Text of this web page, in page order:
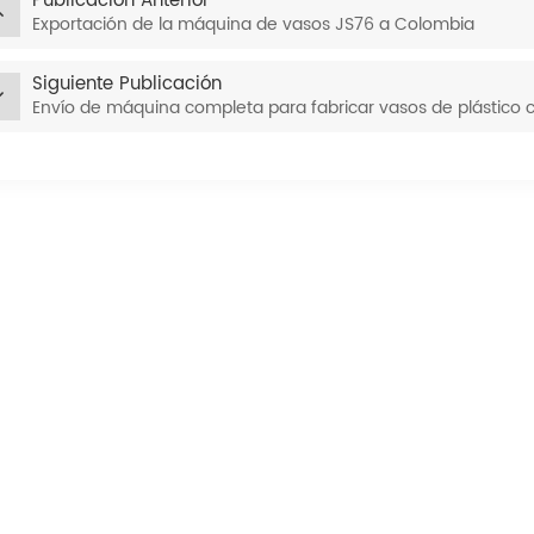
Exportación de la máquina de vasos JS76 a Colombia
Siguiente Publicación
Envío de máquina completa para fabricar vasos de plástico